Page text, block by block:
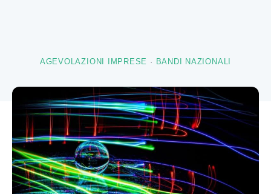
AGEVOLAZIONI IMPRESE · BANDI NAZIONALI